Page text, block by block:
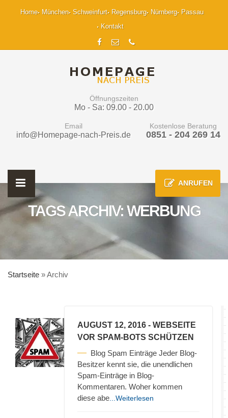
Home München Schweinfurt Regensburg Nürnberg
Passau
Kontakt
Öffnungszeiten
Mo - Sa: 09.00 - 20.00
Email
info@Homepage-nach-Preis.de
Kostenlose Beratung
0851 - 204 269 14
ANRUFEN
TAGS ARCHIV: WERBUNG
Startseite »Archiv
AUGUST 12, 2016 - WEBSEITE
VOR SPAM-BOTS SCHÜTZEN
Blog Spam Einträge Jeder Blog-
Besitzer kennt sie, die unendlichen
Spam-Einträge in Blog-
Kommentaren. Woher kommen
diese abe ...Weiterlesen